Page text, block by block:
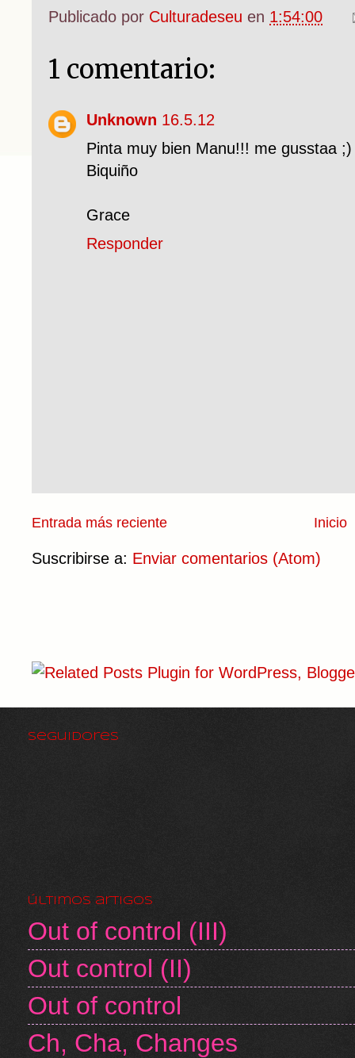
b
t
e
t
e
Publicado por Culturadeseu en 1:54:00
1 comentario:
Unknown 16.5.12
Pinta muy bien Manu!!! me gusstaa ;)
Biquiño
Grace
Responder
Entrada más reciente Inicio
Suscribirse a: Enviar comentarios (Atom)
Seguidores
últimos artigos
Out of control (III)
Out control (II)
Out of control
Ch, Cha, Changes